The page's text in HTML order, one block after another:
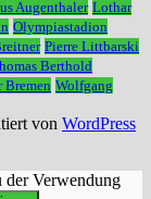
Augenthaler Lothar
Olympiastadion
Pierre Littbarski
Berthold
Bremen Wolfgang
von WordPress
der Verwendung